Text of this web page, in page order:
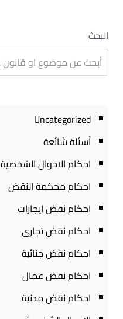
البحث
Uncategorized
أسئلة شائعة
احكام الاحوال الشخصية
احكام محكمة النقض
احكام نقض ايجارات
احكام نقض تجارى
احكام نقض جنائية
احكام نقض عمال
احكام نقض مدنية